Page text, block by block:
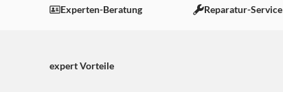
Einstellungen anpassen
Experten-Beratung Reparatur-Service
expert Vorteile